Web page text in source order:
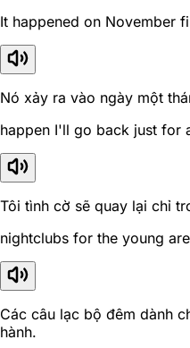
It happened on November
Nó xảy ra vào ngày một
happen I'll go back just for
Tôi tình cờ sẽ quay lại chỉ
nightclubs for the young
Các câu lạc bộ đêm dành
hành.